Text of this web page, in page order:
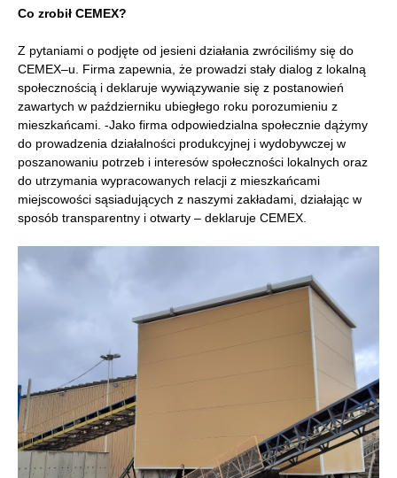
Co zrobił CEMEX?
Z pytaniami o podjęte od jesieni działania zwróciliśmy się do
CEMEX–u. Firma zapewnia, że prowadzi stały dialog z lokalną
społecznością i deklaruje wywiązywanie się z postanowień
zawartych w październiku ubiegłego roku porozumieniu z
mieszkańcami. -Jako firma odpowiedzialna społecznie dążymy
do prowadzenia działalności produkcyjnej i wydobywczej w
poszanowaniu potrzeb i interesów społeczności lokalnych oraz
do utrzymania wypracowanych relacji z mieszkańcami
miejscowości sąsiadujących z naszymi zakładami, działając w
sposób transparentny i otwarty – deklaruje CEMEX.